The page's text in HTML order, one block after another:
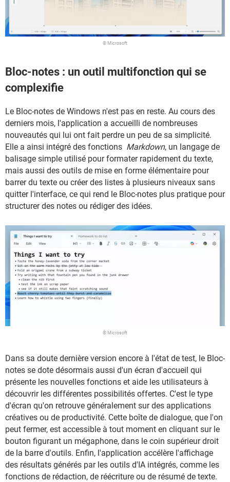
© Microsoft
Bloc-notes : un outil multifonction qui se
complexifie
Le Bloc-notes de Windows n'est pas en reste. Au cours des
derniers mois, l'application a accueilli de nombreuses
nouveautés qui lui ont fait perdre un peu de sa simplicité.
Elle a ainsi intégré des fonctions Markdown, un langage de
balisage simple utilisé pour formater rapidement du texte,
mais aussi des outils de mise en forme élémentaire pour
barrer du texte ou créer des listes à plusieurs niveaux sans
quitter l'interface, ce qui rend le Bloc-notes plus pratique pour
structurer des notes ou rédiger des idées.
© Microsoft
Dans sa doute dernière version encore à l'état de test, le Bloc-
notes se dote désormais aussi d'un écran d'accueil qui
présente les nouvelles fonctions et aide les utilisateurs à
découvrir les différentes possibilités offertes. C'est le type
d'écran qu'on retrouve généralement sur des applications
créatives ou de productivité. Cette boîte de dialogue, que l'on
peut fermer, est accessible à tout moment en cliquant sur le
bouton figurant un mégaphone, dans le coin supérieur droit
de la barre d'outils. Enfin, l'application accélère l'affichage
des résultats générés par les outils d'IA intégrés, comme les
fonctions de rédaction, de réécriture ou de résumé de texte.